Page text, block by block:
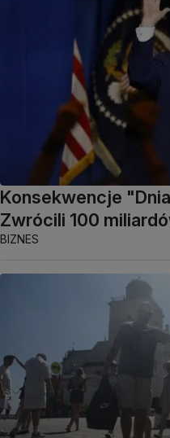
Konsekwencje
Zwrócili 100
BIZNES